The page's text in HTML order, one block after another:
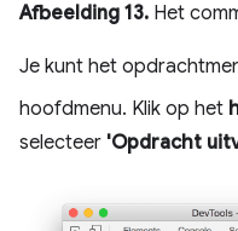
Afbeelding 13. Het
Je kunt het
hoofdmenu. Klik op het
selecteer 'Opdracht